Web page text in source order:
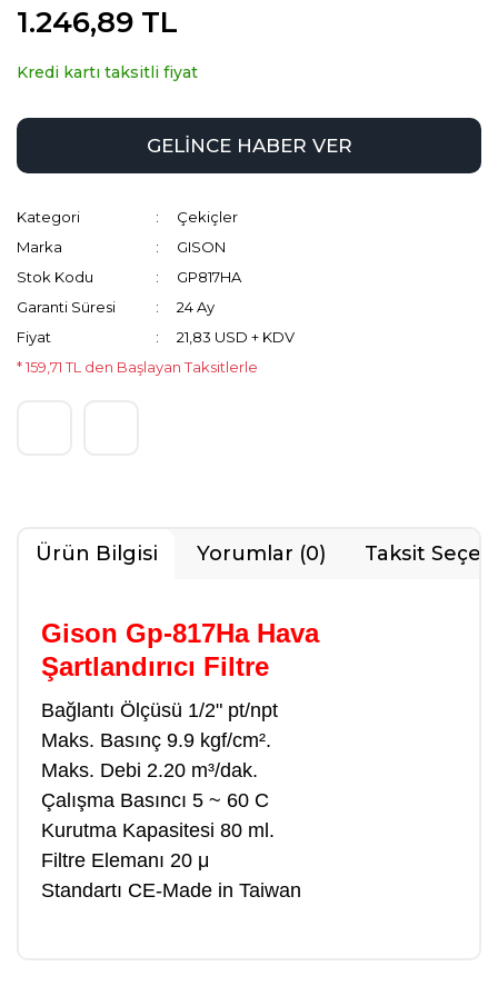
1.246,89 TL
Kredi kartı taksitli fiyat
GELİNCE HABER VER
Kategori
Çekiçler
Marka
GISON
Stok Kodu
GP817HA
Garanti Süresi
24 Ay
Fiyat
21,83 USD + KDV
* 159,71 TL den Başlayan Taksitlerle
Ürün Bilgisi Yorumlar (0) Taksit
Gison Gp-817Ha Hava
Şartlandırıcı Filtre
Bağlantı Ölçüsü 1/2" pt/npt
Maks. Basınç 9.9 kgf/cm².
Maks. Debi 2.20 m³/dak.
Çalışma Basıncı 5 ~ 60 C
Kurutma Kapasitesi 80 ml.
Filtre Elemanı 20 μ
Standartı CE-Made in Taiwan